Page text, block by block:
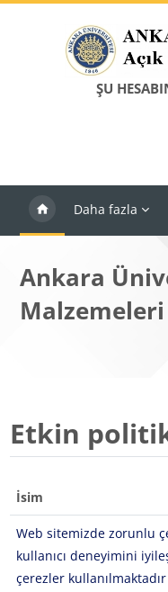
ŞU
Daha fazla
Ankara
Malzemeleri
Etkin
İsim
Web sitemizde zorunlu
kullanıcı deneyimini
çerezler kullanılmaktadır